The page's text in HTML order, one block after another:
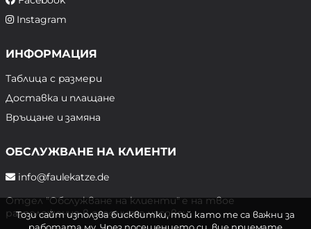
Instagram
ИНФОРМАЦИЯ
Таблица с размери
Доставка и плащане
Връщане и замяна
ОБСЛУЖВАНЕ НА КЛИЕНТИ
info@faulekatze.de
Отдел "Обслужване на клиенти" е на твое
разположение в следните часове:
Този сайт използва бисквитки, тъй като те са важни за